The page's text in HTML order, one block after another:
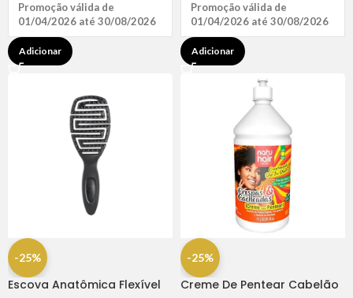
Promoção válida de
01/04/2026 até 30/08/2026
Adicionar
Promoção válida de
01/04/2026 até 30/08/2026
Adicionar
-25%
Escova Anatômica Flexível
-25%
Creme De Pentear Cabelão